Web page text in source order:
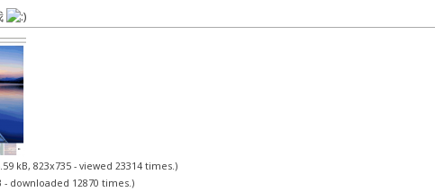
kB, 823x735 - viewed 23314 times.)
- downloaded 12870 times.)